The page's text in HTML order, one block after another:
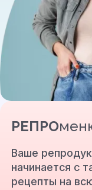
РЕПРО
Ваше
начинается с
рецепты на